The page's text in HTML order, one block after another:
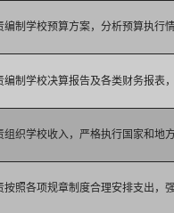
编制学校预算方案，分析预算执行
编制学校决算报告及各类财务报表
组织学校收入，严格执行国家和地
按照各项规章制度合理安排支出，